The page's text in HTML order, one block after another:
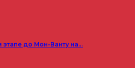
до Мон-Ванту на…